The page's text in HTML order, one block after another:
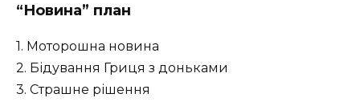
“Новина” план
1. Моторошна новина
2. Бідування Гриця з доньками
3. Страшне рішення